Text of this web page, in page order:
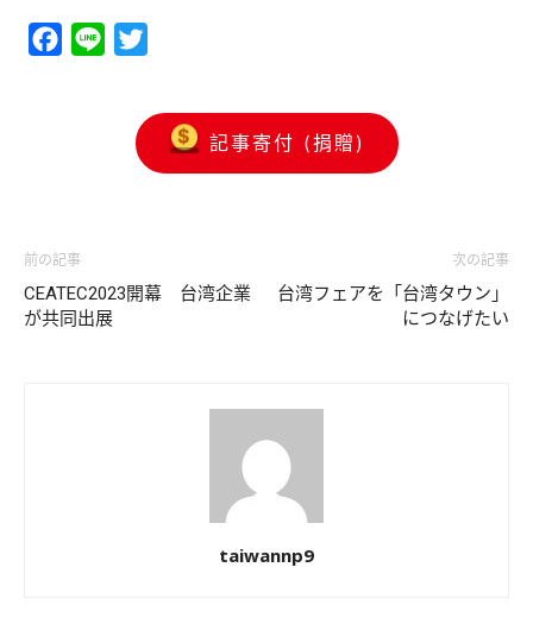
Facebook
Line
記事寄付 (捐贈)
前の記事
CEATEC2023開幕 台湾企業
が共同出展
次の記事
台湾フェアを「台湾タウン」
につなげたい
taiwannp9